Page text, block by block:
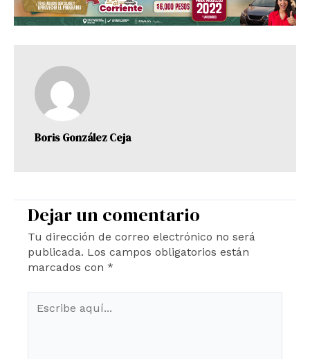
Boris González Ceja
Dejar un comentario
Tu dirección de correo electrónico no será
publicada. Los campos obligatorios están
marcados con *
aquí...